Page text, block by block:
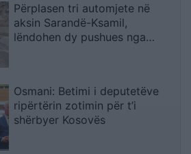
Përplasen tri automjete në
aksin Sarandë-Ksamil,
lëndohen dy pushues nga
Osmani: Betimi i deputetëve
ripërtërin zotimin për t’i
shërbyer Kosovës